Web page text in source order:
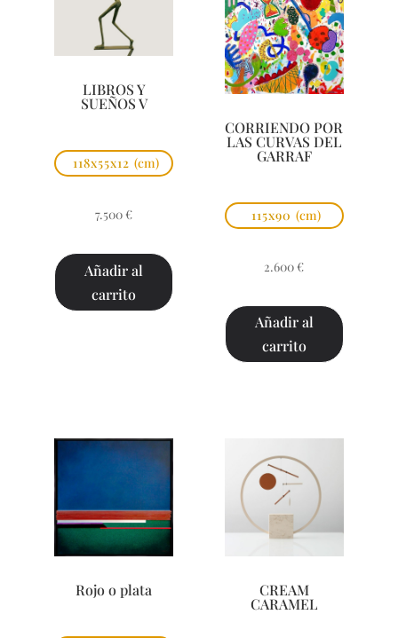
LIBROS Y
SUEÑOS V
118x55x12 (cm)
7.500 €
Añadir al
carrito
CORRIENDO POR
LAS CURVAS DEL
GARRAF
115x90 (cm)
2.600 €
Añadir al
carrito
Rojo o plata CREAM
CARAMEL